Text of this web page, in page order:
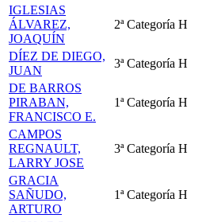
IGLESIAS
ÁLVAREZ,
JOAQUÍN
2ª Categoría H
DÍEZ DE DIEGO,
JUAN
3ª Categoría H
DE BARROS
PIRABAN,
FRANCISCO E.
1ª Categoría H
CAMPOS
REGNAULT,
LARRY JOSE
3ª Categoría H
GRACIA
SAÑUDO,
ARTURO
1ª Categoría H